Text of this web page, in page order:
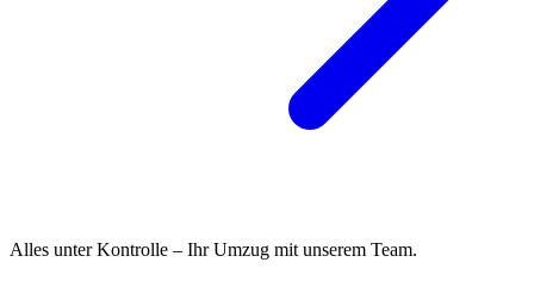
Alles unter Kontrolle – Ihr Umzug mit unserem Team.